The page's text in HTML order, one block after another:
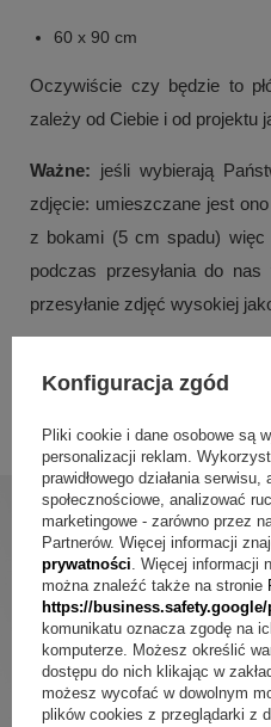
60 x 90 cm
Oczywiście czy będzie to
zależy od Ciebie i od projektu
Ważne: jeśli wybierają
zdjęcie: umieszczane jest
z bokami (5 cm spadu)
podczas przesyłania do
przesyłanie zdjęć wysokiej
inne okazje, zapraszamy do
BRAK MOŻLIWOŚCI
Konfiguracja zgód
Pliki cookie i dane osobowe są
personalizacji reklam.
prawidłowego działania
społecznościowe, analizować
marketingowe - zarówno przez
Partnerów. Więcej informacji
prywatności . Więcej informacji
można znaleźć także na stronie
https://
komunikatu oznacza zgodę na
komputerze. Możesz określić
dostępu do nich klikając w
możesz wycofać w dowolnym
plików cookies z przeglądarki z